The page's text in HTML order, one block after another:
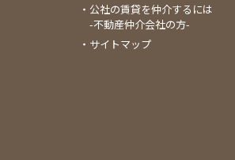
公社の賃貸を仲介するには
-不動産仲介会社の方-
サイトマップ